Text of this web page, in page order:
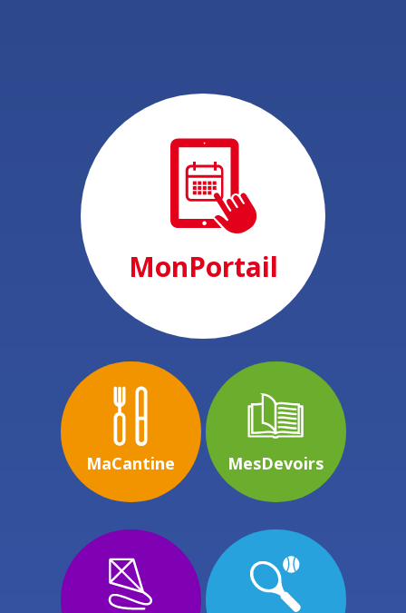
MonPortail
MaCantine MesDevoirs